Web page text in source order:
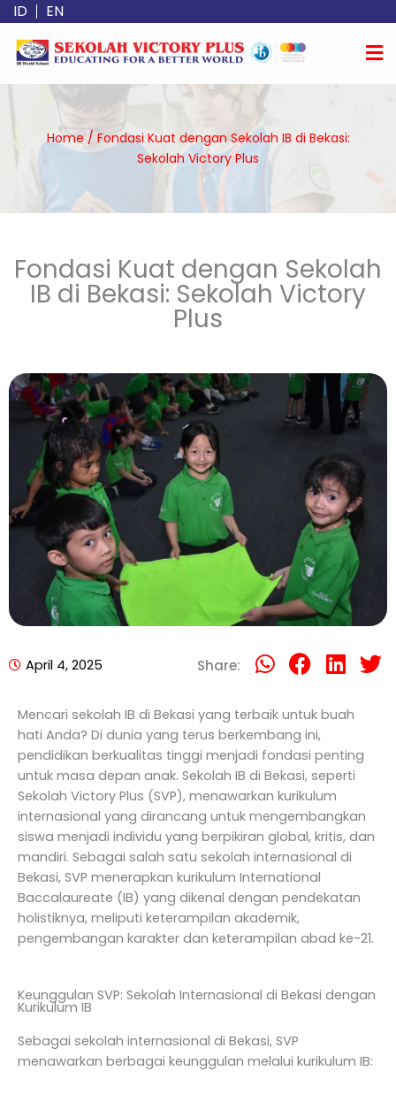
Skip
content
ID EN
Home / Fondasi Kuat dengan Sekolah IB di Bekasi:
Sekolah Victory Plus
Fondasi Kuat dengan Sekolah
IB di Bekasi: Sekolah Victory
Plus
April 4, 2025 Share:
Mencari sekolah IB di Bekasi yang terbaik untuk buah
hati Anda? Di dunia yang terus berkembang ini,
pendidikan berkualitas tinggi menjadi fondasi penting
untuk masa depan anak. Sekolah IB di Bekasi, seperti
Sekolah Victory Plus (SVP), menawarkan kurikulum
internasional yang dirancang untuk mengembangkan
siswa menjadi individu yang berpikiran global, kritis, dan
mandiri. Sebagai salah satu sekolah internasional di
Bekasi, SVP menerapkan kurikulum International
Baccalaureate (IB) yang dikenal dengan pendekatan
holistiknya, meliputi keterampilan akademik,
pengembangan karakter dan keterampilan abad ke-21.
Keunggulan SVP: Sekolah Internasional di Bekasi dengan
Kurikulum IB
Sebagai sekolah internasional di Bekasi, SVP
menawarkan berbagai keunggulan melalui kurikulum IB: